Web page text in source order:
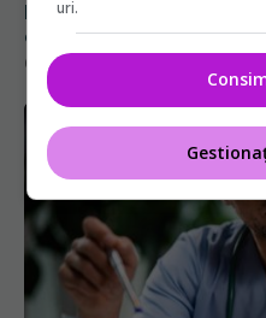
Ministerul Sănătății a
absorbție PNRR de
09 iul 2026, 16:09
uri.